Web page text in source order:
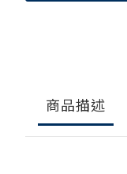
商品描述